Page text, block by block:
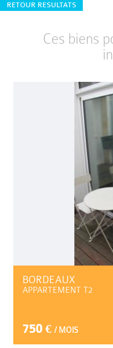
RETOUR RESULTATS
Ces biens
BORDEAUX
APPARTEMENT T2
750 € / MOIS